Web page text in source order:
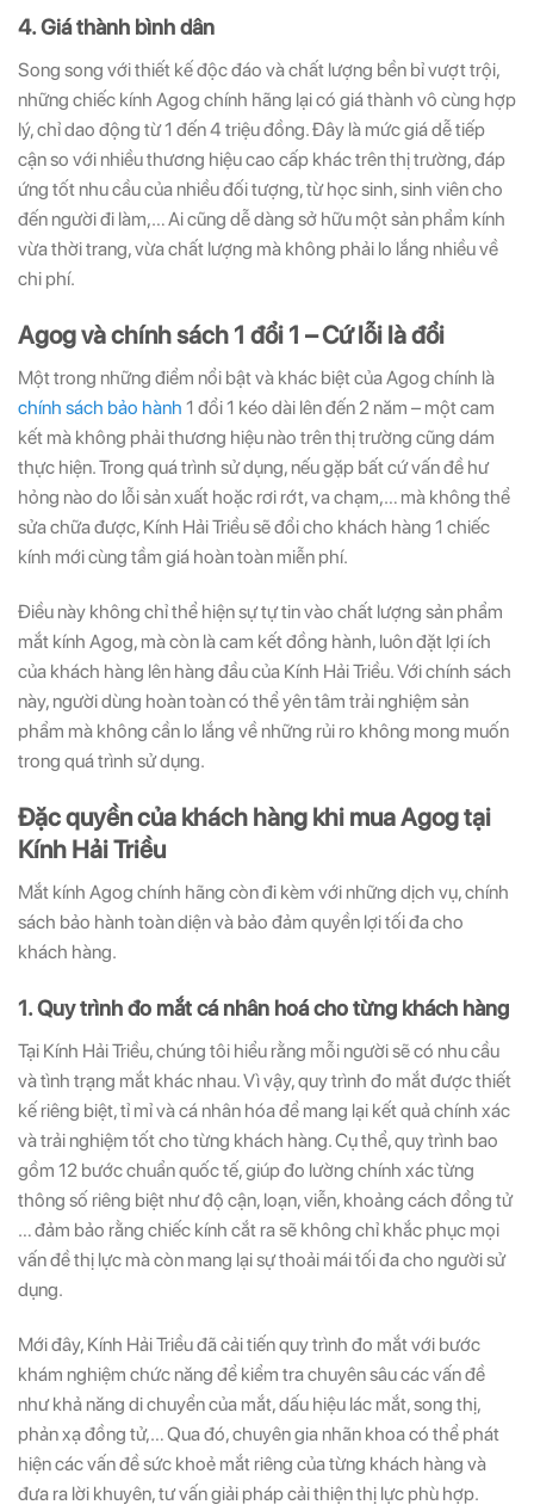
4. Giá thành bình dân
Song song với thiết kế độc đáo và chất lượng bền bỉ vượt trội,
những chiếc kính Agog chính hãng lại có giá thành vô cùng hợp
lý, chỉ dao động từ 1 đến 4 triệu đồng. Đây là mức giá dễ tiếp
cận so với nhiều thương hiệu cao cấp khác trên thị trường, đáp
ứng tốt nhu cầu của nhiều đối tượng, từ học sinh, sinh viên cho
đến người đi làm,… Ai cũng dễ dàng sở hữu một sản phẩm kính
vừa thời trang, vừa chất lượng mà không phải lo lắng nhiều về
chi phí.
Agog và chính sách 1 đổi 1 – Cứ lỗi là đổi
Một trong những điểm nổi bật và khác biệt của Agog chính là
chính sách bảo hành 1 đổi 1 kéo dài lên đến 2 năm – một cam
kết mà không phải thương hiệu nào trên thị trường cũng dám
thực hiện. Trong quá trình sử dụng, nếu gặp bất cứ vấn đề hư
hỏng nào do lỗi sản xuất hoặc rơi rớt, va chạm,… mà không thể
sửa chữa được, Kính Hải Triều sẽ đổi cho khách hàng 1 chiếc
kính mới cùng tầm giá hoàn toàn miễn phí.
Điều này không chỉ thể hiện sự tự tin vào chất lượng sản phẩm
mắt kính Agog, mà còn là cam kết đồng hành, luôn đặt lợi ích
của khách hàng lên hàng đầu của Kính Hải Triều. Với chính sách
này, người dùng hoàn toàn có thể yên tâm trải nghiệm sản
phẩm mà không cần lo lắng về những rủi ro không mong muốn
trong quá trình sử dụng.
Đặc quyền của khách hàng khi mua Agog tại
Kính Hải Triều
Mắt kính Agog chính hãng còn đi kèm với những dịch vụ, chính
sách bảo hành toàn diện và bảo đảm quyền lợi tối đa cho
khách hàng.
1. Quy trình đo mắt cá nhân hoá cho từng khách hàng
Tại Kính Hải Triều, chúng tôi hiểu rằng mỗi người sẽ có nhu cầu
và tình trạng mắt khác nhau. Vì vậy, quy trình đo mắt được thiết
kế riêng biệt, tỉ mỉ và cá nhân hóa để mang lại kết quả chính xác
và trải nghiệm tốt cho từng khách hàng. Cụ thể, quy trình bao
gồm 12 bước chuẩn quốc tế, giúp đo lường chính xác từng
thông số riêng biệt như độ cận, loạn, viễn, khoảng cách đồng tử
… đảm bảo rằng chiếc kính cắt ra sẽ không chỉ khắc phục mọi
vấn đề thị lực mà còn mang lại sự thoải mái tối đa cho người sử
dụng.
Mới đây, Kính Hải Triều đã cải tiến quy trình đo mắt với bước
khám nghiệm chức năng để kiểm tra chuyên sâu các vấn đề
như khả năng di chuyển của mắt, dấu hiệu lác mắt, song thị,
phản xạ đồng tử,… Qua đó, chuyên gia nhãn khoa có thể phát
hiện các vấn đề sức khoẻ mắt riêng của từng khách hàng và
đưa ra lời khuyên, tư vấn giải pháp cải thiện thị lực phù hợp.